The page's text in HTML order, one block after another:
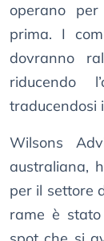
operano
prima. I
dovranno
riducendo
traducendosi
Wilsons
australiana,
per il settore
rame è